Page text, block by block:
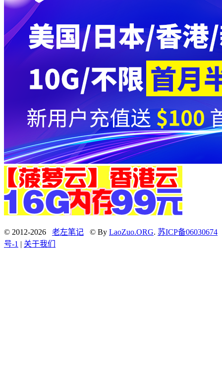
© 2012-2026 老左笔记 © By LaoZuo.ORG. 苏ICP备06030674
号-1 | 关于我们